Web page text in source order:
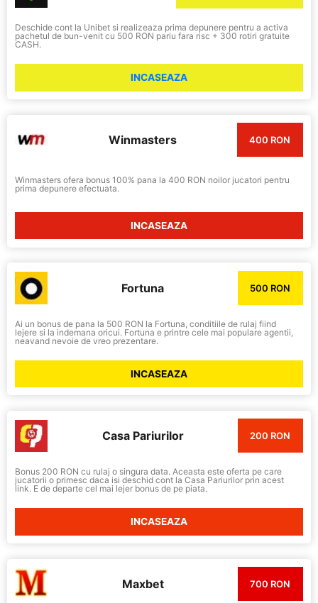
Deschide cont la Unibet si realizeaza prima depunere pentru a activa
pachetul de bun-venit cu 500 RON pariu fara risc + 300 rotiri gratuite
CASH.
INCASEAZA
Winmasters 400 RON
Winmasters ofera bonus 100% pana la 400 RON noilor jucatori pentru
prima depunere efectuata.
INCASEAZA
Fortuna 500 RON
Ai un bonus de pana la 500 RON la Fortuna, conditiile de rulaj fiind
lejere si la indemana oricui. Fortuna e printre cele mai populare agentii,
neavand nevoie de vreo prezentare.
INCASEAZA
Casa Pariurilor 200 RON
Bonus 200 RON cu rulaj o singura data. Aceasta este oferta pe care
jucatorii o primesc daca isi deschid cont la Casa Pariurilor prin acest
link. E de departe cel mai lejer bonus de pe piata.
INCASEAZA
Maxbet 700 RON